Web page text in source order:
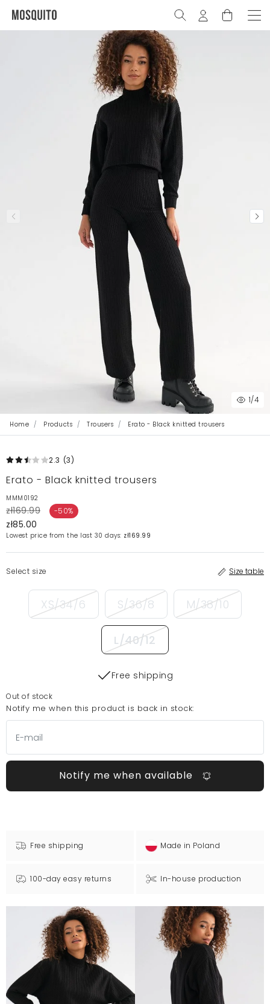
1/4
Home Products Trousers Erato - Black knitted trousers
2.3 (3)
Erato - Black knitted trousers
MMM0192
zł169.99 -50%
zł85.00
Lowest price from the last 30 days: zł169.99
Select size Size table
XS/34/6 S/36/8 M/38/10
L/40/12
Free shipping
Out of stock
Notify me when this product is back in stock:
Notify me when available
Free shipping Made in Poland
100-day easy returns In-house production